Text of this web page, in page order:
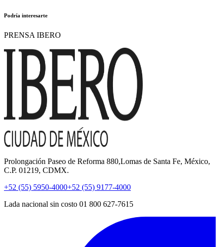
Podría interesarte
PRENSA IBERO
Prolongación Paseo de Reforma 880,Lomas de Santa Fe, México,
C.P. 01219, CDMX.
+52 (55) 5950-4000+52 (55) 9177-4000
Lada nacional sin costo 01 800 627-7615